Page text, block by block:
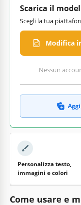
Scarica il
Scegli la tua
Modifica
Nessun
Personalizza testo,
immagini e colori
Come usare e